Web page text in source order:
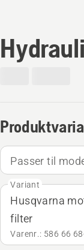
Passer til
Variant
Husqvarna
filter
Varenr.: 586 66